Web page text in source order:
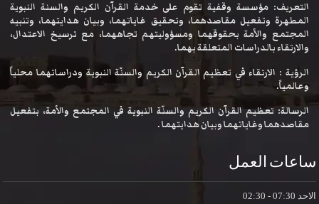
التعريف: مؤسسة وقفية تقوم على خدمة القرآن الكريم والسنة النبوية
المطهرة وتفعيل مقاصدهما، وتحقيق غاياتهما، وبيان هدايتهما، وتنبيه
المجتمع والأمة بحقوقهما ومسؤوليتهم تجاههما، مع ترسيخ الاعتدال،
والارتقاء بالدراسات المتعلقة بهما.
الرؤية : الارتقاء في تعظيم القرآن الكريم والسنّة النبوية ودراساتهما محلياً
وعالمياً.
الرسالة: تعظيم القرآن الكريم والسنّة النبوية في المجتمع والأمة، بتفعيل
مقاصدهما وغاياتهما وبيان هدايتهما .
ساعات العمل
الاحد